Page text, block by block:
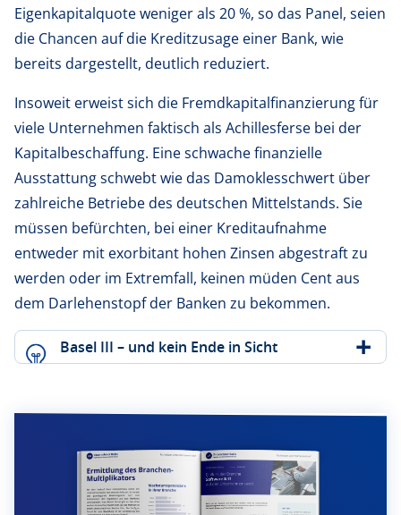
Eigenkapitalquote weniger als 20 %, so das Panel, seien
die Chancen auf die Kreditzusage einer Bank, wie
bereits dargestellt, deutlich reduziert.
Insoweit erweist sich die Fremdkapitalfinanzierung für
viele Unternehmen faktisch als Achillesferse bei der
Kapitalbeschaffung. Eine schwache finanzielle
Ausstattung schwebt wie das Damoklesschwert über
zahlreiche Betriebe des deutschen Mittelstands. Sie
müssen befürchten, bei einer Kreditaufnahme
entweder mit exorbitant hohen Zinsen abgestraft zu
werden oder im Extremfall, keinen müden Cent aus
dem Darlehenstopf der Banken zu bekommen.
Basel III – und kein Ende in Sicht